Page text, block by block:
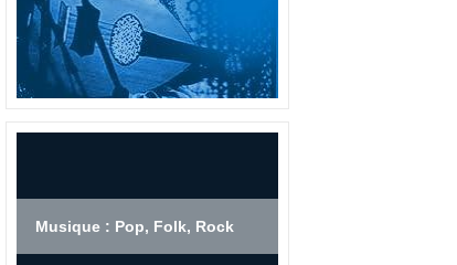
Musique : Pop, Folk, Rock